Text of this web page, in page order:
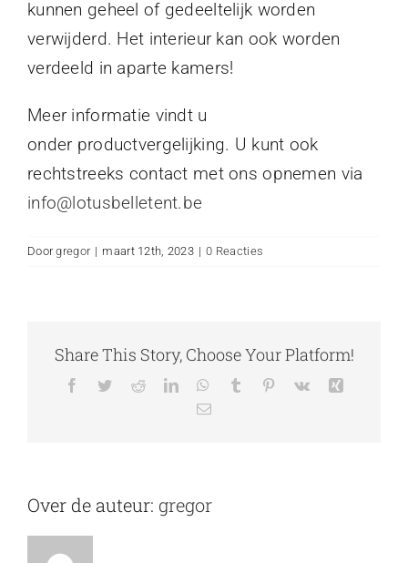
kunnen geheel of gedeeltelijk worden
verwijderd. Het interieur kan ook worden
verdeeld in aparte kamers!
Meer informatie vindt u
onder productvergelijking. U kunt ook
rechtstreeks contact met ons opnemen via
info@lotusbelletent.be
Doorgregor | maart 12th, 2023 | 0 Reacties
Share This Story, Choose Your Platform!
Facebook
TwitterRedditLinkedInWhatsApp
Tumblr Pinterest
Vk
E-
Over de auteur: gregor